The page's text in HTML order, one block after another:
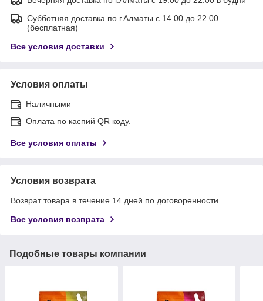
Субботняя доставка по г.Алматы с 14.00 до 22.00
(бесплатная)
Все условия доставки
Условия оплаты
Наличными
Оплата по каспий QR коду.
Все условия оплаты
Условия возврата
Возврат товара в течение 14 дней по договоренности
Все условия возврата
Подобные товары компании